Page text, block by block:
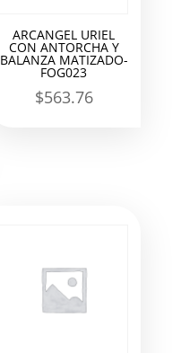
ARCANGEL URIEL
CON ANTORCHA Y
BALANZA MATIZADO-
FOG023
$563.76